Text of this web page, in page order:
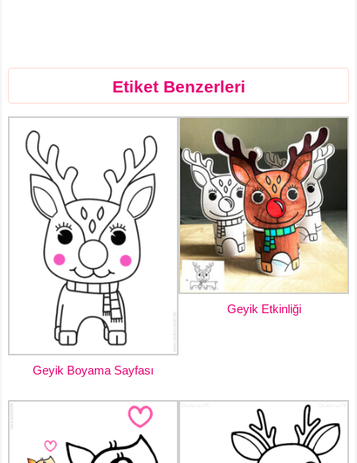
Etiket Benzerleri
Geyik Boyama Sayfası
Geyik Etkinliği